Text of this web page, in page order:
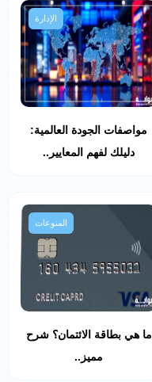
الإدارة
مواصفات الجودة العالمية:
دليلك لفهم المعايير..
المنوعات
ما هي بطاقة الائتمان؟ شرح
مميز..